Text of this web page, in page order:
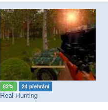
82% 24 přehrání
Real Hunting